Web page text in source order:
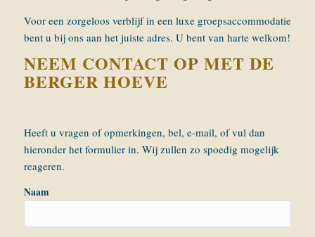
Voor een zorgeloos verblijf in een luxe groepsaccommodatie
bent u bij ons aan het juiste adres. U bent van harte welkom!
NEEM CONTACT OP MET DE
BERGER HOEVE
Heeft u vragen of opmerkingen, bel, e-mail, of vul dan
hieronder het formulier in. Wij zullen zo spoedig mogelijk
reageren.
Naam